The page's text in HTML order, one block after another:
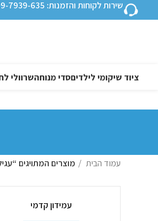
שירות לקוחות והזמנות: 09-7939-635
ציוד שיקומי לילדיםסדי מנוחהשרוולי
עמוד הבית מוצרים המתויגים
עמידון קדמי